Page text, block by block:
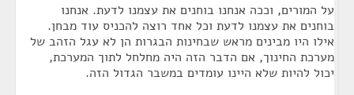
על המורים, וככה אנחנו בוחנים את עצמנו לדעת. אנחנו
בוחנים את עצמנו לדעת וכל אחד רוצה להכניס עוד מבחן.
אילו היו מבינים מראש שבחינות הבגרות הן לא עגל הזהב של
מערכת החינוך, אם הדבר הזה היה מחלחל לתוך המערכת,
יכול להיות שלא היינו עומדים במשבר הגדול הזה.